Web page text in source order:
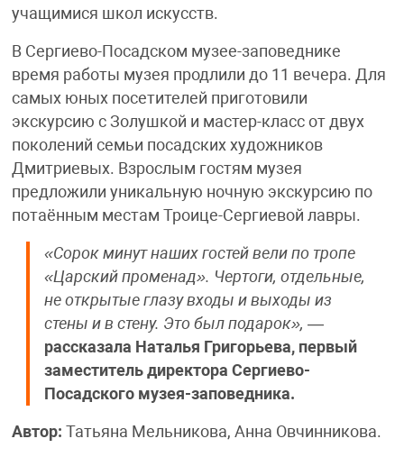
учащимися школ искусств.
В Сергиево-Посадском музее-заповеднике
время работы музея продлили до 11 вечера. Для
самых юных посетителей приготовили
экскурсию с Золушкой и мастер-класс от двух
поколений семьи посадских художников
Дмитриевых. Взрослым гостям музея
предложили уникальную ночную экскурсию по
потаённым местам Троице-Сергиевой лавры.
«Сорок минут наших гостей вели по тропе
«Царский променад». Чертоги, отдельные,
не открытые глазу входы и выходы из
стены и в стену. Это был подарок», —
рассказала Наталья Григорьева, первый
заместитель директора Сергиево-
Посадского музея-заповедника.
Автор: Татьяна Мельникова, Анна Овчинникова.